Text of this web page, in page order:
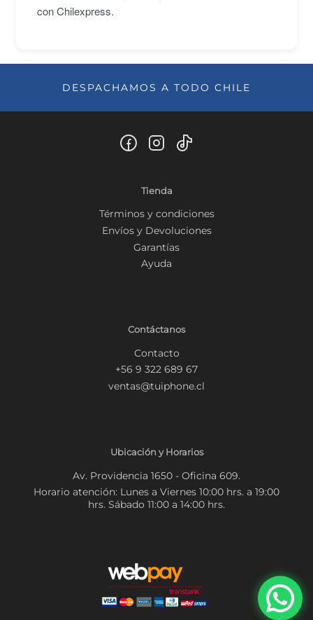
con Chilexpress.
DESPACHAMOS A TODO CHILE
Tienda
Términos y condiciones
Envíos y Devoluciones
Garantías
Ayuda
Contáctanos
Contacto
+56 9 322 689 67
ventas@tuiphone.cl
Ubicación y Horarios
Av. Providencia 1650 - Oficina 609.
Horario atención: Lunes a Viernes 10:00 hrs. a 19:00
hrs. Sábado 11:00 a 14:00 hrs.